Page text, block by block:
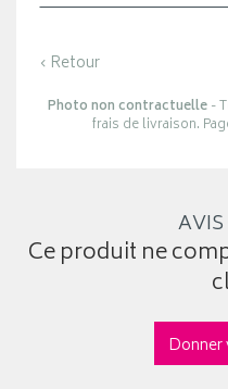
‹ Retour
Photo non contractuelle-
frais de livraison.
Ce produit ne
Donner